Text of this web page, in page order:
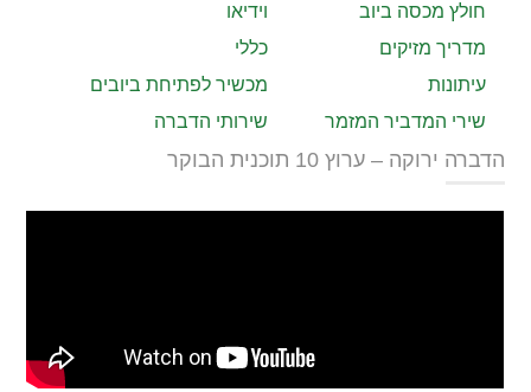
וידיאו
חולץ מכסה ביוב
כללי
מדריך מזיקים
מכשיר לפתיחת ביובים
עיתונות
שירותי הדברה
שירי המדביר המזמר
הדברה ירוקה – ערוץ 10 תוכנית הבוקר